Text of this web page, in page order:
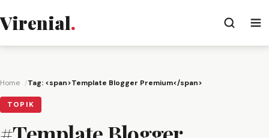
Virenial.
Home Tag: <span>Template Blogger Premium</span>
TOPIK